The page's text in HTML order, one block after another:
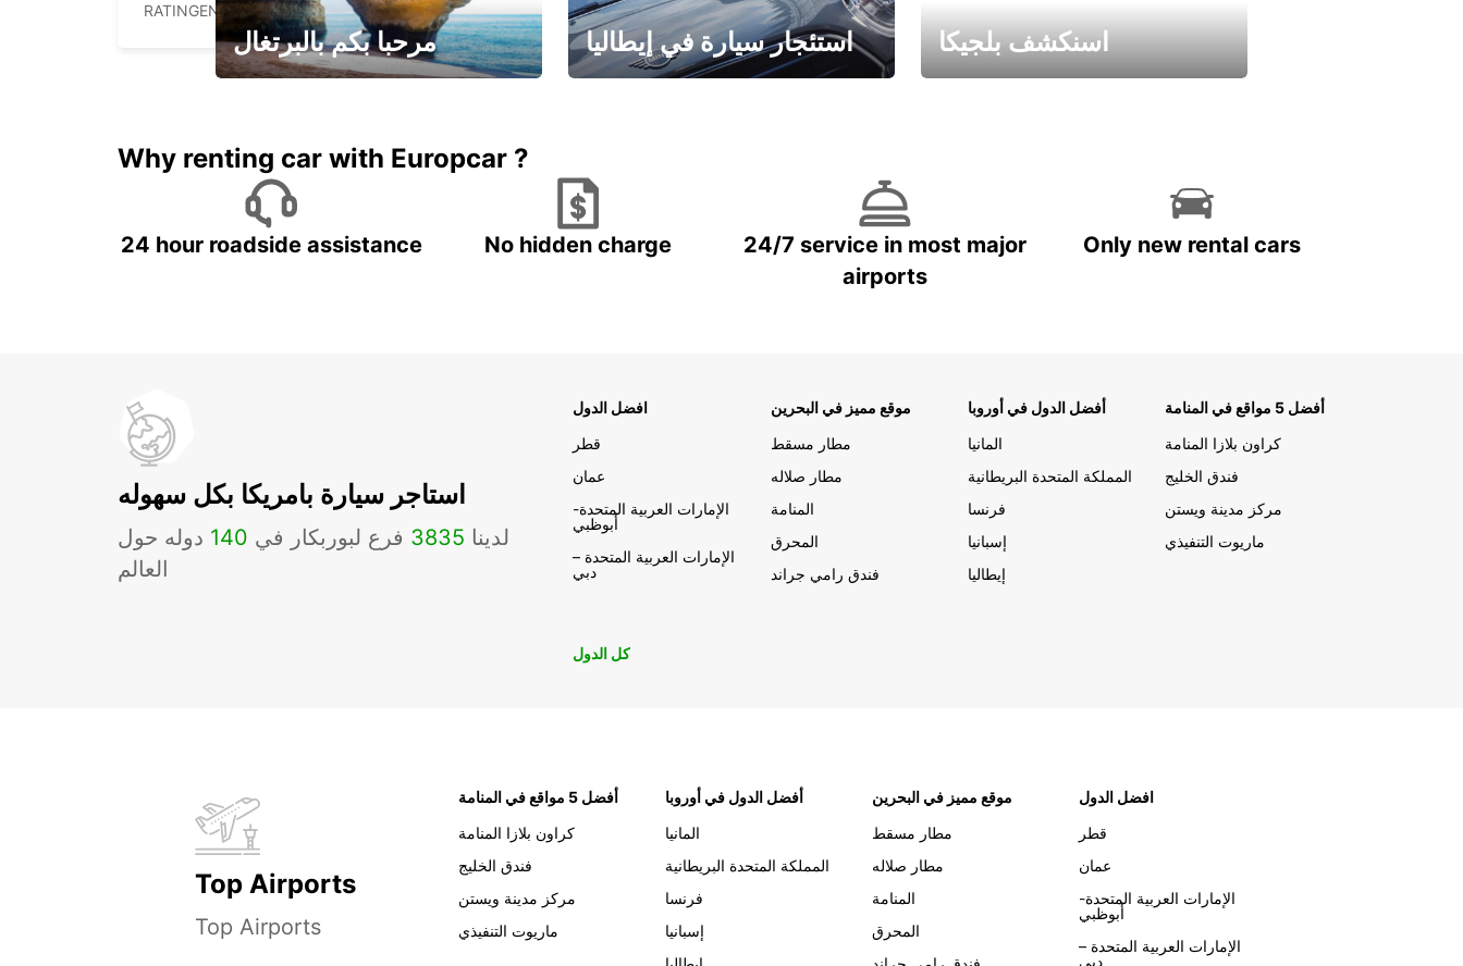
RATINGEN - GERMANY
مرحبا بكم بالبرتغال استئجار سيارة في إيطاليا اسنكشف بلجيكا
Why renting car with Europcar ?
24 hour roadside assistance No hidden charge
24/7 service in most major
airports
Only new rental cars
استاجر سيارة بامريكا بكل سهوله
لدينا 3835 فرع لبوربكار في 140 دوله حول
العالم
افضل الدول
قطر
عمان
الإمارات العربية المتحدة-
أبوظبي
الإمارات العربية المتحدة –
دبي
موقع مميز في البحرين
مطار مسقط
مطار صلاله
المنامة
المحرق
فندق رامي جراند
أفضل الدول في أوروبا
المانيا
المملكة المتحدة البريطانية
فرنسا
إسبانيا
إيطاليا
أفضل 5 مواقع في المنامة
كراون بلازا المنامة
فندق الخليج
مركز مدينة ويستن
ماريوت التنفيذي
كل الدول
Top Airports
Top Airports
أفضل 5 مواقع في المنامة
كراون بلازا المنامة
فندق الخليج
مركز مدينة ويستن
ماريوت التنفيذي
أفضل الدول في أوروبا
المانيا
المملكة المتحدة البريطانية
فرنسا
إسبانيا
موقع مميز في البحرين
مطار مسقط
مطار صلاله
المنامة
المحرق
افضل الدول
قطر
عمان
الإمارات العربية المتحدة-
أبوظبي
الإمارات العربية المتحدة –
دبي